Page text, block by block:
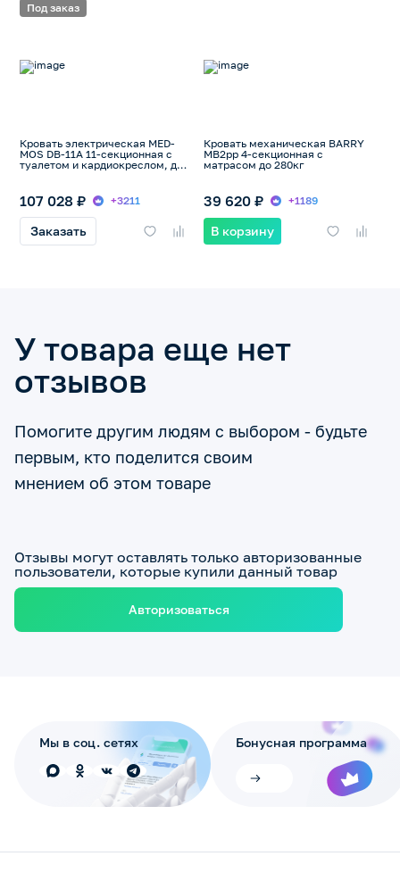
Под заказ
Кровать электрическая MED-
MOS DB-11А 11-секционная с
туалетом и кардиокреслом, до
107 028 ₽ +3211
Заказать
Кровать механическая BARRY
MB2pp 4-секционная с
матрасом до 280кг
39 620 ₽ +1189
В корзину
У товара еще нет
отзывов
Помогите другим людям с выбором - будьте
первым, кто поделится своим
мнением об этом товаре
Отзывы могут оставлять только авторизованные
пользователи, которые купили данный товар
Авторизоваться
Мы в соц. сетях Бонусная программа